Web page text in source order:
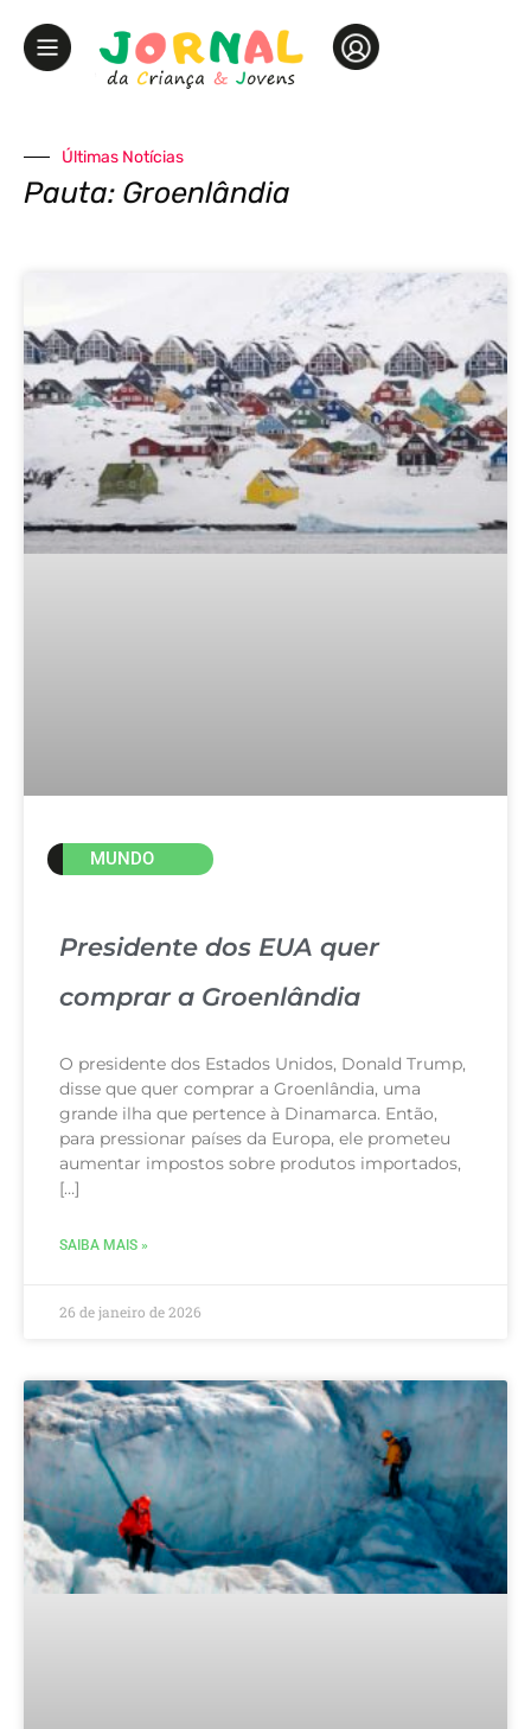
Últimas Notícias
Pauta: Groenlândia
MUNDO
Presidente dos EUA quer
comprar a Groenlândia
O presidente dos Estados Unidos, Donald Trump,
disse que quer comprar a Groenlândia, uma
grande ilha que pertence à Dinamarca. Então,
para pressionar países da Europa, ele prometeu
aumentar impostos sobre produtos importados,
[…]
SAIBA MAIS »
26 de janeiro de 2026